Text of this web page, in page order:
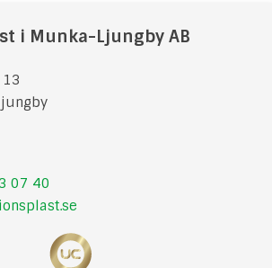
i Munka-Ljungby AB
07 40